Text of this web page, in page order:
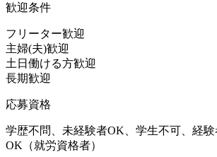
歓迎条件
フリーター歓迎
主婦(夫)歓迎
土日働ける方歓迎
長期歓迎
応募資格
学歴不問、未経験者OK、学生不可、経験
OK（就労資格者）